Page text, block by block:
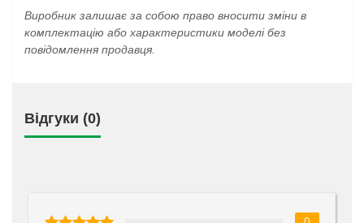
Виробник залишає за собою право вносити зміни в
комплектацію або характеристики моделі без
повідомлення продавця.
Відгуки (0)